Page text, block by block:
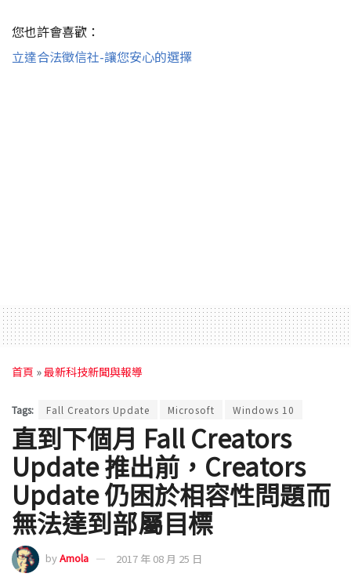
您也許會喜歡：
立達合法徵信社-讓您安心的選擇
首頁 »最新科技新聞與報導
Tags: Fall Creators Update Microsoft Windows 10
直到下個月 Fall Creators
Update 推出前，Creators
Update 仍困於相容性問題而
無法達到部屬目標
byAmola 2017 年 08 月 25 日